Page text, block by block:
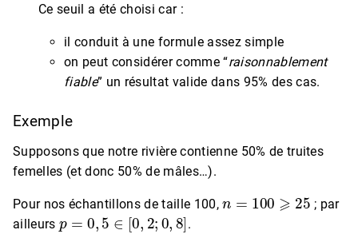
Ce seuil a été choisi car :
il conduit à une formule assez simple
on peut considérer comme “raisonnablement
fiable” un résultat valide dans 95% des cas.
Exemple
Supposons que notre rivière contienne 50% de truites
femelles (et donc 50% de mâles…).
Pour nos échantillons de taille 100,
100⩾ 25
; par
ailleurs
p =0,5∈[0,2; 0,8]
.